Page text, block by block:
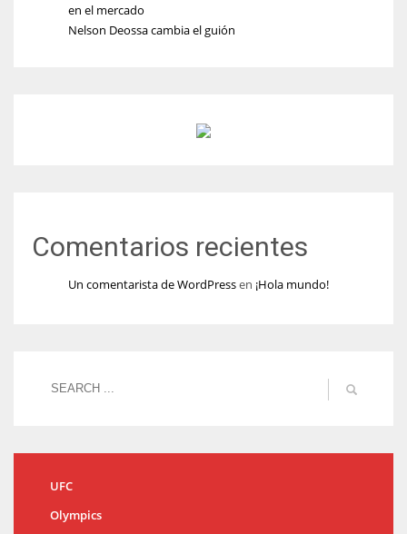
en el mercado
Nelson Deossa cambia el guión
Comentarios recientes
Un comentarista de WordPressen ¡Hola mundo!
UFC
Olympics